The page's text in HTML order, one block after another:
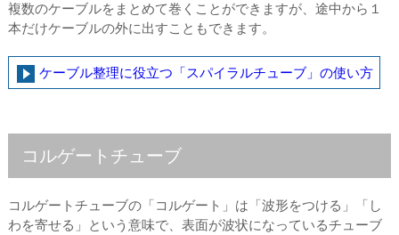
複数のケーブルをまとめて巻くことができますが、途中から１
本だけケーブルの外に出すこともできます。
ケーブル整理に役立つ「スパイラルチューブ」の使い方
コルゲートチューブ
コルゲートチューブの「コルゲート」は「波形をつける」「し
わを寄せる」という意味で、表面が波状になっているチューブ